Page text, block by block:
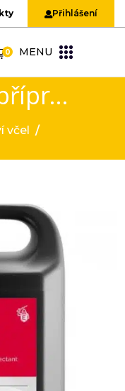
Přihlášení
0 MENU
Dezinfekční přípravky
včel
/